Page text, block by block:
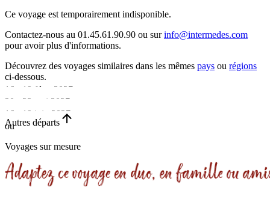
Ce voyage est temporairement indisponible.
Contactez-nous au 01.45.61.90.90 ou surinfo@intermedes.com
pour avoir plus d'informations.
Découvrez des voyages similaires dans les mêmes pays ou régions
ci-dessous.
16 - 19 févr. 2027
•
4 jours
20 - 23 mai 2027
•
4 jours
16 - 19 juin 2027
4 jours
Autres départs
ou
Voyages sur mesure